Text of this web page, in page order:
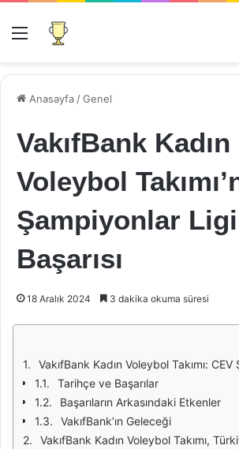
Menü
Anasayfa /Genel
VakıfBank Kadın
Voleybol
Şampiyonlar Ligi
Başarısı
18 Aralık 2024 3 dakika okuma süresi
VakıfBank Kadın Voleybol Takımı: CEV Şampiyonlar
Tarihçe ve Başarılar
Başarıların Arkasındaki Etkenler
VakıfBank’ın Geleceği
VakıfBank Kadın Voleybol Takımı, Türkiye’nin voleybol alanındaki en önemli başarılarından birini CEV Şampiyonlar Ligi'nde elde etmiştir. 2011 yılında başladığı bu başarı yolculuğu, takımın uluslararası alanda ne denli etkili olduğunu göstermektedir. Her sezon, dünya çapında önde